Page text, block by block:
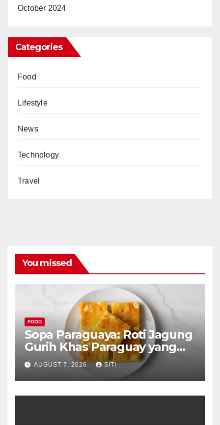
October 2024
Categories
Food
Lifestyle
News
Technology
Travel
You missed
FOOD
Sopa Paraguaya: Roti Jagung
Gurih Khas Paraguay yang
Unik
AUGUST 7, 2026 SITI